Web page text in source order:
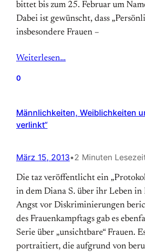
bittet bis zum 25. Februar um
Dabei ist gewünscht, dass
insbesondere Frauen –
Weiterlesen…
0
Männlichkeiten, Weiblichkeiten
verlinkt“
März 15, 2013•2 Minuten
Die taz veröffentlicht ein
in dem Diana S. über ihr Leben in
Angst vor Diskriminierungen
des Frauenkampftags gab es
Serie über „unsichtbare“ Frauen.
portraitiert, die aufgrund von